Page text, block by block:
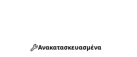
Ανακατασκευασμένα